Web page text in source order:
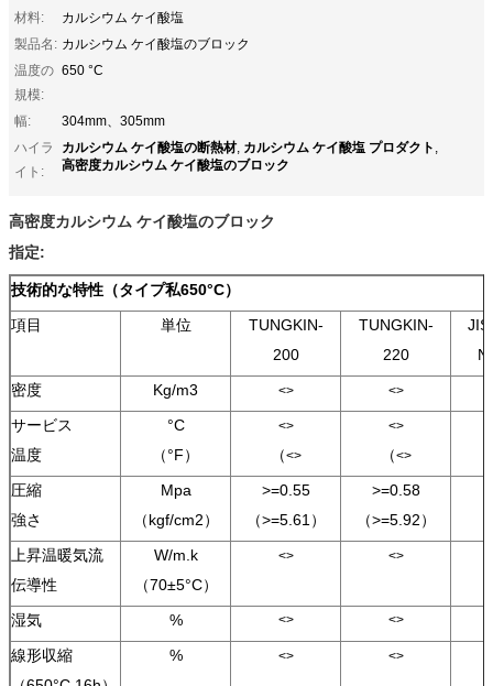
材料:
カルシウム ケイ酸塩
製品名: カルシウム ケイ酸塩のブロック
温度の
規模:
650 °C
幅:
304mm、305mm
ハイラ
イト:
カルシウム ケイ酸塩の断熱材, カルシウム ケイ酸塩 プロダクト ,
高密度カルシウム ケイ酸塩のブロック
高密度カルシウム ケイ酸塩のブロック
指定:
技術的な特性（タイプ私650°C）
項目
単位
TUNGKIN-
200
TUNGKIN-
220
JIS
密度
Kg/m3 <> <>
サービス
温度
°C
（°F）
<>
（<>
<>
（<>
圧縮
強さ
Mpa
（kgf/cm2）
>=0.55
（>=5.61）
>=0.58
（>=5.92）
上昇温暖気流
伝導性
W/m.k
（70±5°C）
<> <>
湿気 % <> <>
線形収縮
% <> <>